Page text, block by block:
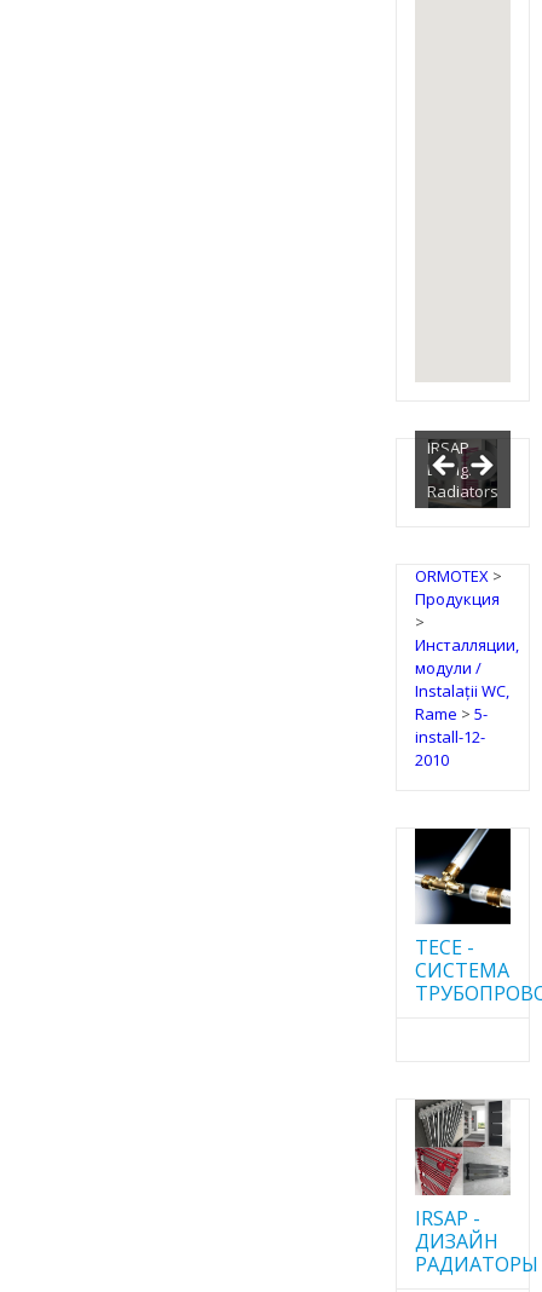
IRSAP
Design
Radiators
ORMOTEX>
Продукция
>
Инсталляции,
модули /
Instalații WC,
Rame > 5-
install-12-
2010
TECE -
CИСТЕМА
IRSAP -
ДИЗАЙН
РАДИАТОРЫ